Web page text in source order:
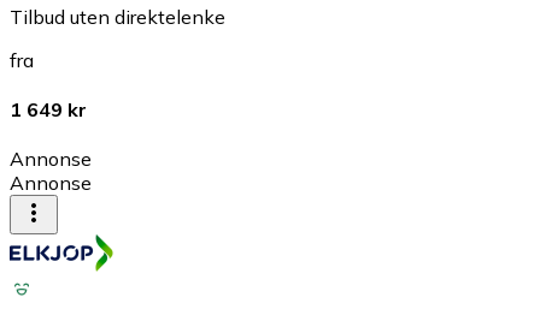
Tilbud uten direktelenke
fra
1 649 kr
Annonse
Annonse